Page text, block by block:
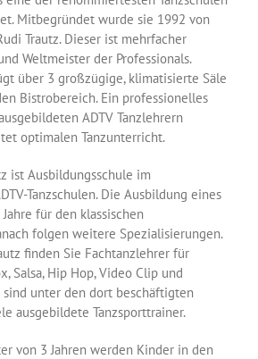
Mitbegründet wurde sie 1992 von
Trautz. Dieser ist mehrfacher
Weltmeister der Professionals.
über 3 großzügige, klimatisierte Säle
Bistrobereich. Ein professionelles
ADTV Tanzlehrern
optimalen Tanzunterricht.
ist Ausbildungsschule im
Tanzschulen. Die Ausbildung eines
für den klassischen
folgen weitere Spezialisierungen.
finden Sie Fachtanzlehrer für
Salsa, Hip Hop, Video Clip und
sind unter den dort beschäftigten
ausgebildete Tanzsporttrainer.
von 3 Jahren werden Kinder in den